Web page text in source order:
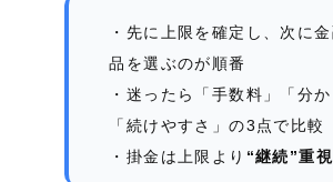
先に上限を確定し、次に
品を選ぶのが順番
迷ったら「手数料」「分か
「続けやすさ」の3点で比較
掛金は上限より “継続”重視